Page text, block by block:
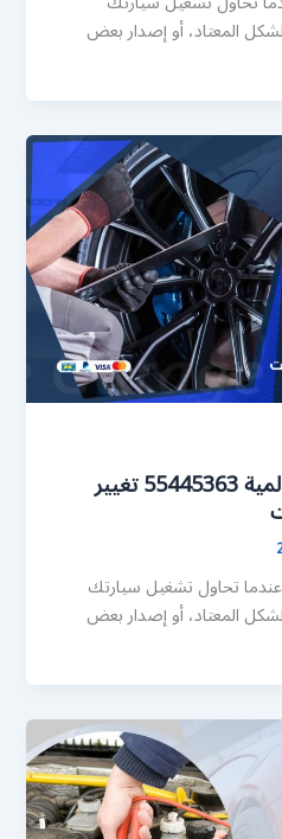
المعتاد، أو إصدار بعض
تبديل بطارية سيارة السالمية 55445363 تغيير
عندما تحاول تشغيل سيارتك
المعتاد، أو إصدار بعض